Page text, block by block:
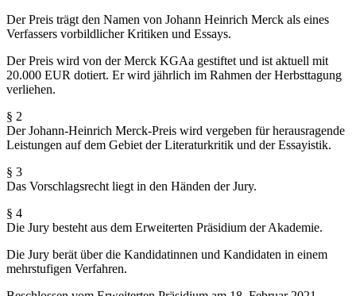
Der Preis trägt den Namen von Johann Heinrich Merck als eines
Verfassers vorbildlicher Kritiken und Essays.
Der Preis wird von der Merck KGAa gestiftet und ist aktuell mit
20.000 EUR dotiert. Er wird jährlich im Rahmen der Herbsttagung
verliehen.
§ 2
Der Johann-Heinrich Merck-Preis wird vergeben für herausragende
Leistungen auf dem Gebiet der Literaturkritik und der Essayistik.
§ 3
Das Vorschlagsrecht liegt in den Händen der Jury.
§ 4
Die Jury besteht aus dem Erweiterten Präsidium der Akademie.
Die Jury berät über die Kandidatinnen und Kandidaten in einem
mehrstufigen Verfahren.